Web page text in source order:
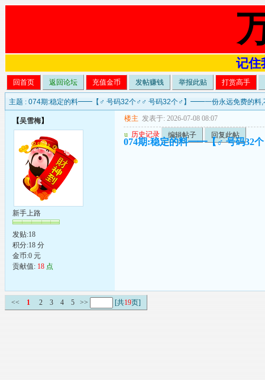
记住
回首页 返回论坛 充值金币 发帖赚钱 举报此贴 打赏高手
主题 : 074期:稳定的料━━【♂ 号码32个♂♂ 号码32个♂】━━一份永远免费的料,
【吴雪梅】
新手上路
发贴:18
积分:18 分
金币:0 元
贡献值: 18 点
楼主 发表于: 2026-07-08 08:07
u 历史记录 编辑帖子 回复此帖
074期:稳定的料━━【♂ 号码32
<< 1 2 3 4 5 >> [共19页]